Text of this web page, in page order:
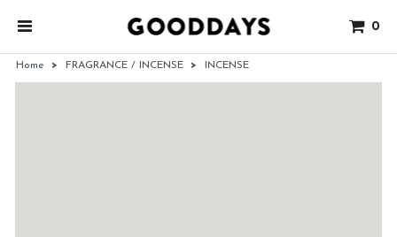
0
Home > FRAGRANCE / INCENSE > INCENSE